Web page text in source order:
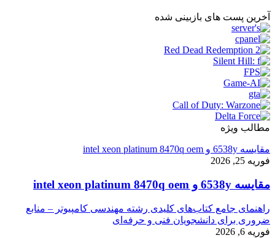
آخرین پست های بازبینی شده
مطالب ویژه
مقایسه 6538y و intel xeon platinum 8470q oem
فوریه 25, 2026
مقایسه 6538y و intel xeon platinum 8470q oem
راهنمای جامع کتاب‌های کلیدی رشته مهندسی کامپیوتر – منابع
ضروری برای دانشجویان فنی و حرفه‌ای
فوریه 6, 2026